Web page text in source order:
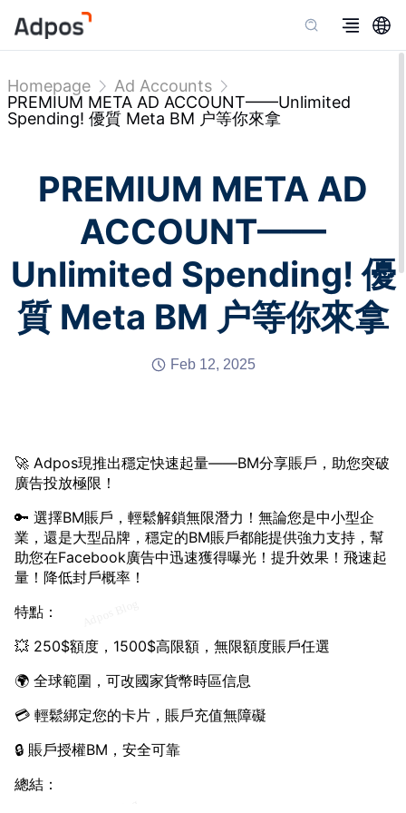
Homepage
Ad Accounts
PREMIUM META AD ACCOUNT——Unlimited
Spending! 優質 Meta BM 户等你來拿
PREMIUM META AD
ACCOUNT——
Unlimited Spending! 優
質 Meta BM 户等你來拿
Feb 12, 2025
🚀 Adpos現推出穩定快速起量——BM分享賬戶，助您突破
廣告投放極限！
🔑 選擇BM賬戶，輕鬆解鎖無限潛力！無論您是中小型企
業，還是大型品牌，穩定的BM賬戶都能提供強力支持，幫
助您在Facebook廣告中迅速獲得曝光！提升效果！飛速起
量！降低封戶概率！
特點：
💥 250$額度，1500$高限額，無限額度賬戶任選
🌍 全球範圍，可改國家貨幣時區信息
💳 輕鬆綁定您的卡片，賬戶充值無障礙
🔒 賬戶授權BM，安全可靠
總結：